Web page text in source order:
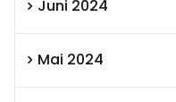
Juni 2024
Mai 2024